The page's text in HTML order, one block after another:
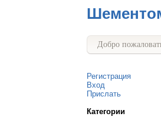
Добро
Регистрация
Вход
Прислать
Категории